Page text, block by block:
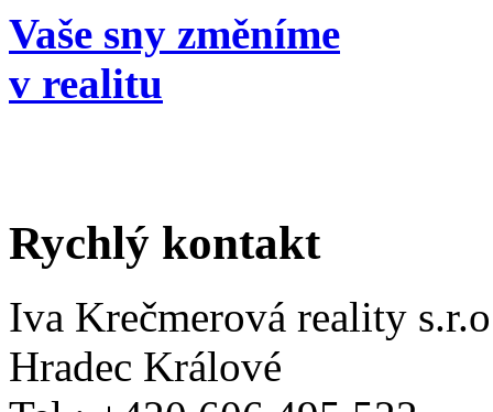
Vaše sny změníme
v realitu
Rychlý kontakt
Iva Krečmerová reality
Hradec Králové